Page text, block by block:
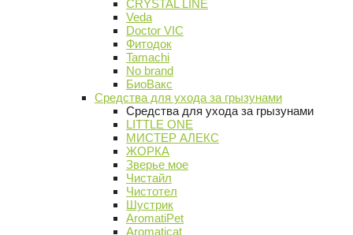
CRYSTAL LINE
Veda
Doctor VIC
Фитодок
Tamachi
No brand
БиоВакс
Средства для ухода за грызунами
Средства для ухода за грызунами
LITTLE ONE
МИСТЕР АЛЕКС
ЖОРКА
Зверье мое
Чистайл
Чистотел
Шустрик
AromatiPet
Aromaticat